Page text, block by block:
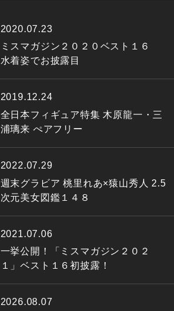
2020.07.23
ミスマガジン２０２０ベスト１６
水着姿でお披露目
2019.12.24
全日本フィギュア特集 木原龍一・三
浦璃来 ぺアフリー
2022.07.29
週末グラビア 桃里れあ×猿山秀人 2.5
次元美女図鑑１４８
2021.07.06
一挙公開！「ミスマガジン２０２
１」ベスト１６初披露！
2026.08.07